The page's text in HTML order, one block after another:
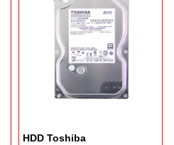
HDD Toshiba